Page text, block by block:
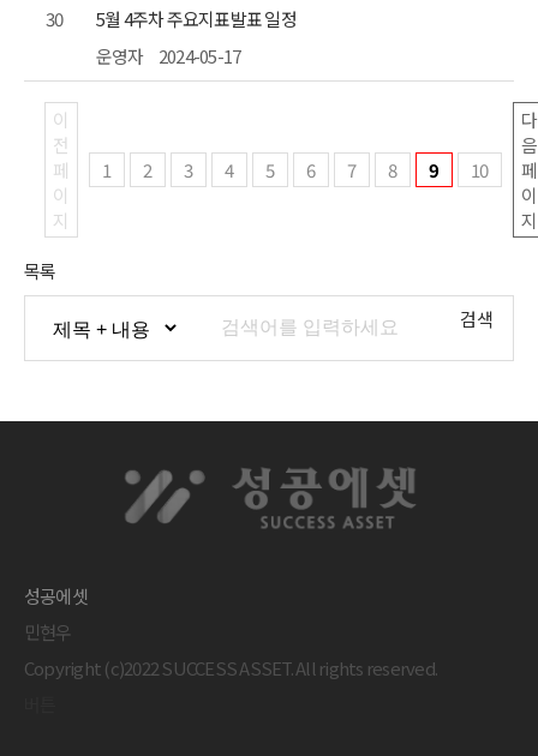
30
5월 4주차 주요지표발표 일정
운영자
2024-05-17
지
1 2 3 4 5 6 7 8 9
10
지
검색
목록
성공에셋
민현우
Copyright (c)2022 SUCCESS ASSET. All rights reserved.